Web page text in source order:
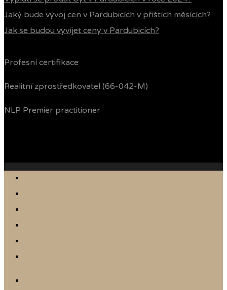
Jaký bude vývoj cen v Pardubicích v příštích měsících?
Jak se budou vyvíjet ceny v Pardubicích?
Profesní certifikace
Realitní zprostředkovatel (66-042-M)
NLP Premier practitioner